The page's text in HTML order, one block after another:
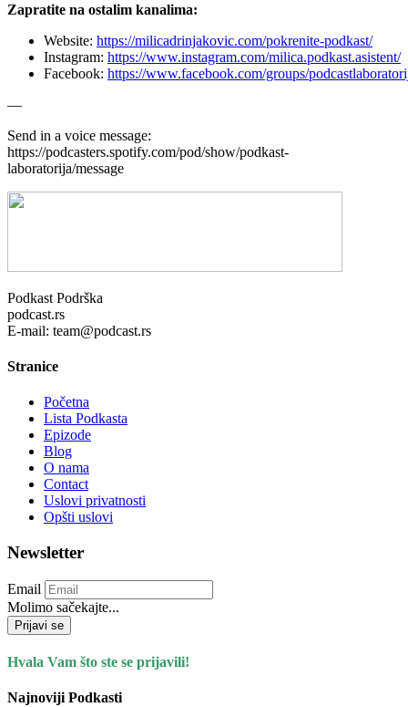
Zapratite na ostalim kanalima:
Website: https://milicadrinjakovic.com/pokrenite-podkast/
Instagram: https://www.instagram.com/milica.podkast.asistent/
Facebook: https://www.facebook.com/groups/
—
Send in a voice message:
https://podcasters.spotify.com/pod/show/podkast-
laboratorija/message
Podkast Podrška
podcast.rs
E-mail: team@podcast.rs
Stranice
Početna
Lista Podkasta
Epizode
Blog
O nama
Contact
Uslovi privatnosti
Opšti uslovi
Newsletter
Email
Molimo sačekajte...
Prijavi se
Hvala Vam što ste se prijavili!
Najnoviji Podkasti